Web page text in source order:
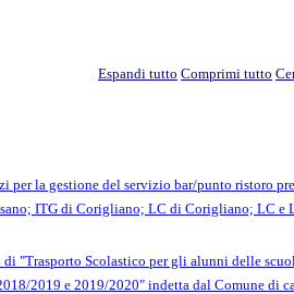
Espandi tutto Comprimi tutto
per la gestione del servizio bar/punto ristoro
ITG di Corigliano; LC di Corigliano; LC e
"Trasporto Scolastico per gli alunni delle
2019 e 2019/2020" indetta dal Comune di